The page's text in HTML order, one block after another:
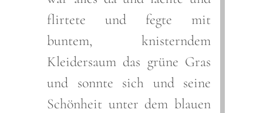
flirtete und fegte mit
buntem, knisterndem
Kleidersaum das grüne Gras
und sonnte sich und seine
Schönheit unter dem blauen